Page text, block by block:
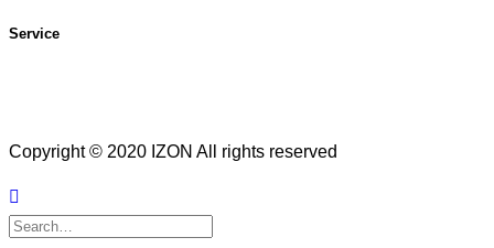
Service
Copyright © 2020 IZON All rights reserved